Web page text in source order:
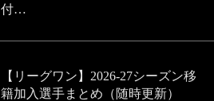
付…
【リーグワン】2026-27シーズン移
籍加入選手まとめ（随時更新）